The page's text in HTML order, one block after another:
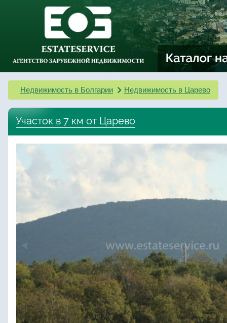
Недвижимость в Болгарии Недвижимость в Царево
Участок в 7 км от Царево